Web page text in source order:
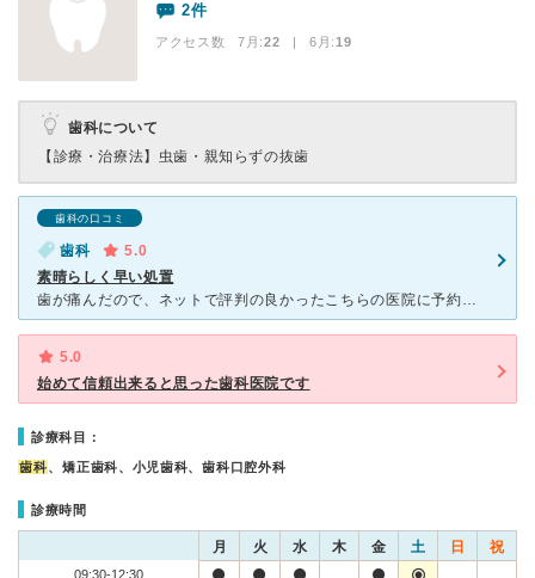
2件
アクセス数 7月:22 | 6月:19
歯科について
【診療・治療法】 虫歯・親知らずの抜歯
歯科の口コミ
歯科
5.0
素晴らしく早い処置
歯が痛んだので、ネットで評判の良かったこちらの医院に予約の上、伺いました。 待ち時間はまったくなく、すぐに名前を呼ばれました。 初診の際にすべての歯と歯肉のチェックをしていただいた後、現状を詳しく
5.0
始めて信頼出来ると思った歯科医院です
診療科目：
歯科、矯正歯科、小児歯科、歯科口腔外科
診療時間
月 火 水 木 金 土 日 祝
09:30-12:30